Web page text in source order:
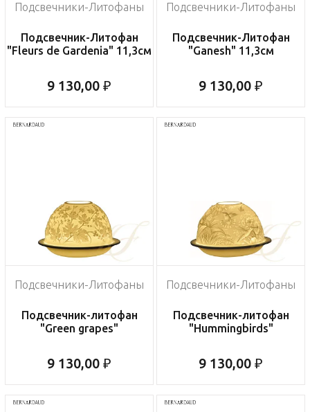
Подсвечники-Литофаны
Подсвечник-Литофан
"Fleurs de Gardenia" 11,3см
9 130,00 ₽
Подсвечники-Литофаны
Подсвечник-Литофан
"Ganesh" 11,3см
9 130,00 ₽
Подсвечники-Литофаны
Подсвечник-литофан
"Green grapes"
9 130,00 ₽
Подсвечники-Литофаны
Подсвечник-литофан
"Hummingbirds"
9 130,00 ₽